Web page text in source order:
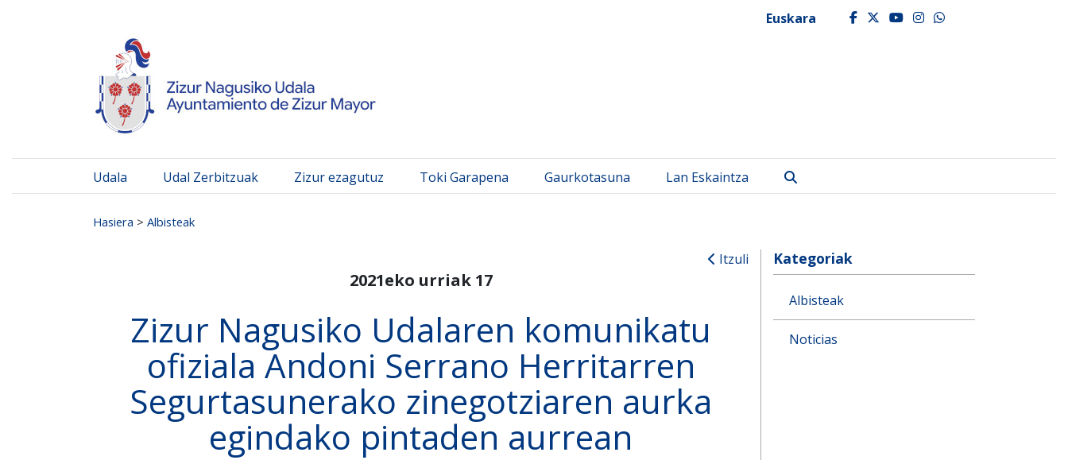
Euskara facebook
twitter
youtube
instagram
whatsapp
Udala Udal Zerbitzuak Zizur ezagutuz Toki Garapena Gaurkotasuna Lan Eskaintza
Hasiera > Albisteak
Itzuli
2021eko urriak 17
Zizur Nagusiko Udalaren komunikatu
ofiziala Andoni Serrano Herritarren
Segurtasunerako zinegotziaren aurka
egindako pintaden aurrean
Kategoriak
Albisteak
Noticias